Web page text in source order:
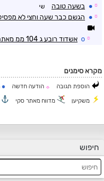
☼
● בשעה טובה שי
☼
● הגשם כבר שעה וחצי לא מפסיק כרגע
☼
o אשדוד רובע ג 104 ממ מאתמול אחר הצהריים
מקרא סימנים
הוספת תגובה ☼ הודעה חדשה ●
משקיען מדווח מאתר סקי
חיפוש